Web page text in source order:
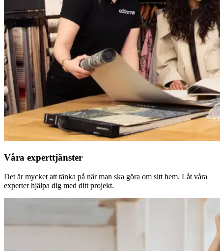
Våra experttjänster
Det är mycket att tänka på när man ska göra om sitt hem. Låt våra
experter hjälpa dig med ditt projekt.